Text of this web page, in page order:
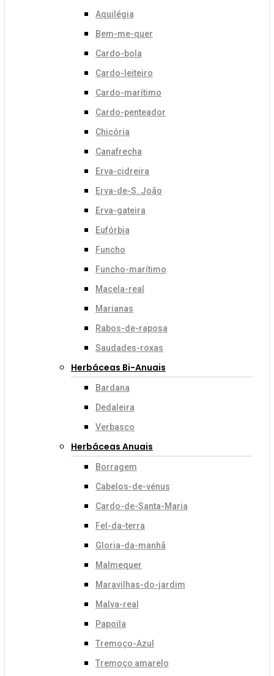
Aquilégia
Bem-me-quer
Cardo-bola
Cardo-leiteiro
Cardo-marítimo
Cardo-penteador
Chicória
Canafrecha
Erva-cidreira
Erva-de-S. João
Erva-gateira
Eufórbia
Funcho
Funcho-marítimo
Macela-real
Marianas
Rabos-de-raposa
Saudades-roxas
Herbáceas Bi-Anuais
Bardana
Dedaleira
Verbasco
Herbáceas Anuais
Borragem
Cabelos-de-vénus
Cardo-de-Santa-Maria
Fel-da-terra
Gloria-da-manhã
Malmequer
Maravilhas-do-jardim
Malva-real
Papoila
Tremoço-Azul
Tremoço amarelo